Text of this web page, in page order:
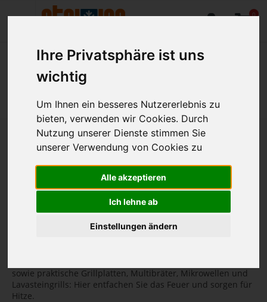
Ihre Privatsphäre ist uns
wichtig
Um Ihnen ein besseres Nutzererlebnis zu
bieten, verwenden wir Cookies. Durch
Nutzung unserer Dienste stimmen Sie
unserer Verwendung von Cookies zu
Alle akzeptieren
Ich lehne ab
Einstellungen ändern
0
Home Produkte Großküchentechnik Kochen
Kochen
Kochgeräte für Großküchen sehen auf den ersten Blick nicht
so aus, aber sie haben etwas leidenschaftlich Französisches
an sich. Dementsprechend finden Sie hier Geräte wie
Fritteusen und Braisièren, Bains Maries und Sous-Vide-
sowie praktische Grillplatten, Multibräter, Mikrowellen und
Lavasteingrills: Hier entfachen Sie das Feuer und sorgen für
Hitze.